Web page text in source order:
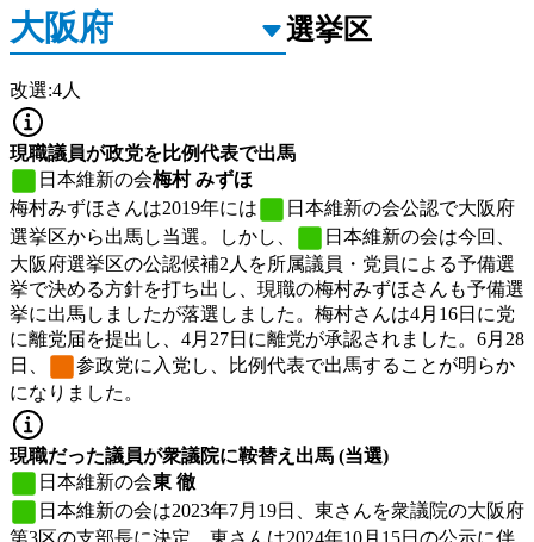
選挙区
改選:4人
現職議員が政党を比例代表で出馬
日本維新の会梅村 みずほ
梅村みずほさんは2019年には
日本維新の会公認で大阪府
選挙区から出馬し当選。しかし、
日本維新の会は今回、
大阪府選挙区の公認候補2人を所属議員・党員による予備選
挙で決める方針を打ち出し、現職の梅村みずほさんも予備選
挙に出馬しましたが落選しました。梅村さんは4月16日に党
に離党届を提出し、4月27日に離党が承認されました。6月28
日、
参政党に入党し、比例代表で出馬することが明らか
になりました。
現職だった議員が衆議院に鞍替え出馬 (当選)
日本維新の会東 徹
日本維新の会は2023年7月19日、東さんを衆議院の大阪府